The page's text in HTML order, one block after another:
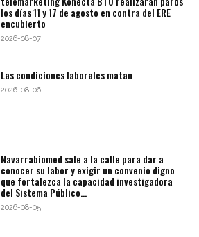
los días 11 y 17 de agosto en contra del ERE
encubierto
2026-08-07
Las condiciones laborales matan
2026-08-06
Navarrabiomed sale a la calle para dar a
conocer su labor y exigir un convenio digno
que fortalezca la capacidad investigadora
del Sistema Público...
2026-08-05